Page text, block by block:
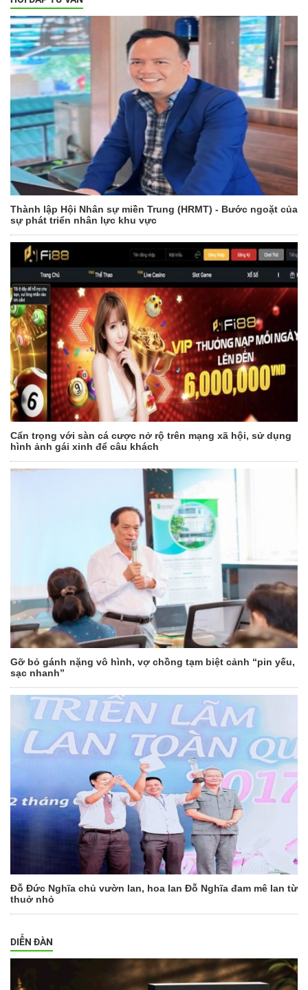
Thành lập Hội Nhân sự miền Trung (HRMT) - Bước ngoặt của
sự phát triển nhân lực khu vực
Cẩn trọng với sàn cá cược nở rộ trên mạng xã hội, sử dụng
hình ảnh gái xinh để câu khách
Gỡ bỏ gánh nặng vô hình, vợ chồng tạm biệt cảnh “pin yếu,
sạc nhanh”
Đỗ Đức Nghĩa chủ vườn lan, hoa lan Đỗ Nghĩa đam mê lan từ
thuở nhỏ
DIỄN ĐÀN